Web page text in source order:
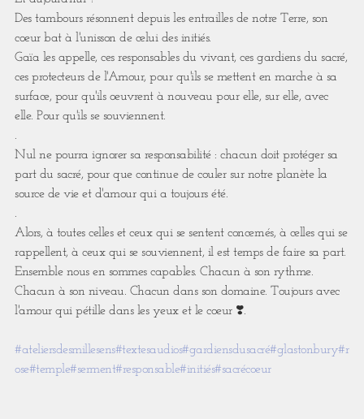
Des tambours résonnent depuis les entrailles de notre Terre, son
coeur bat à l'unisson de celui des initiés.
Gaïa les appelle, ces responsables du vivant, ces gardiens du sacré,
ces protecteurs de l'Amour, pour qu'ils se mettent en marche à sa
surface, pour qu'ils oeuvrent à nouveau pour elle, sur elle, avec
elle. Pour qu'ils se souviennent.
.
Nul ne pourra ignorer sa responsabilité : chacun doit protéger sa
part du sacré, pour que continue de couler sur notre planète la
source de vie et d'amour qui a toujours été.
.
Alors, à toutes celles et ceux qui se sentent concernés, à celles qui se
rappellent, à ceux qui se souviennent, il est temps de faire sa part.
Ensemble nous en sommes capables. Chacun à son rythme.
Chacun à son niveau. Chacun dans son domaine. Toujours avec
l'amour qui pétille dans les yeux et le coeur ❣️.
#ateliersdesmillesens#textesaudios#gardiensdusacré#glastonbury#r
ose#temple#serment#responsable#initiés#sacrécoeur